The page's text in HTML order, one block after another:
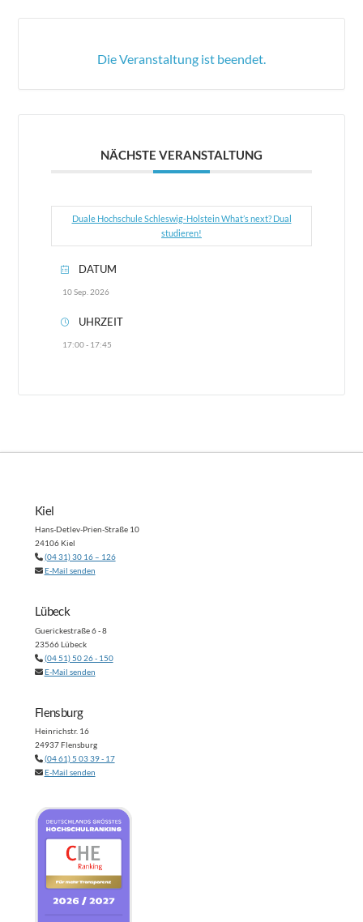
Die Veranstaltung ist beendet.
NÄCHSTE VERANSTALTUNG
Duale Hochschule Schleswig-Holstein What’s next? Dual
studieren!
DATUM
10 Sep. 2026
UHRZEIT
17:00 - 17:45
Kiel
Hans-Detlev-Prien-Straße 10
24106 Kiel
(04 31) 30 16 – 126
E-Mail senden
Lübeck
Guerickestraße 6 - 8
23566 Lübeck
(04 51) 50 26 - 150
E-Mail senden
Flensburg
Heinrichstr. 16
24937 Flensburg
(04 61) 5 03 39 - 17
E-Mail senden